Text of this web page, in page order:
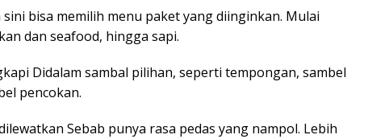
bisa memilih menu paket yang diinginkan. Mulai
dan seafood, hingga sapi.
Didalam sambal pilihan, seperti tempongan, sambel
pencokan.
Sebab punya rasa pedas yang nampol. Lebih